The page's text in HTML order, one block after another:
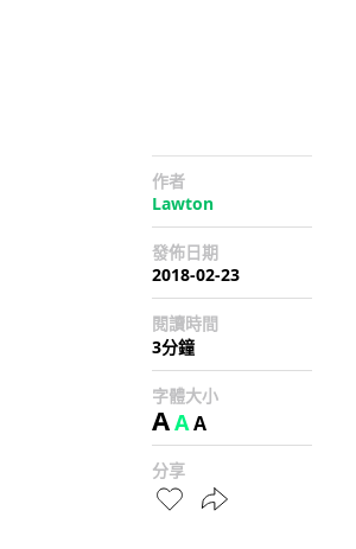
作者
Lawton
發佈日期
2018-02-23
閱讀時間
3分鐘
字體大小
AAA
分享